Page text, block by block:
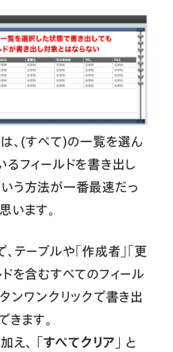
、(すべて)の一覧を選ん
るフィールドを書き出し
う方法が一番最速だっ
います。
テーブルや「作成者」「更
を含むすべてのフィール
ンワンクリックで書き出
きます。
え、 「すべてクリア」 と